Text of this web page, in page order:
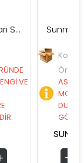
Koli İçi Adet :
Önemli Uyarı:
ASORTİ VARSA
MODELİ STOK
DURUMUNA GÖRE